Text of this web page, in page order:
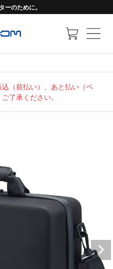
ーのために。
（前払い）、あと払い（ペ
了承ください。